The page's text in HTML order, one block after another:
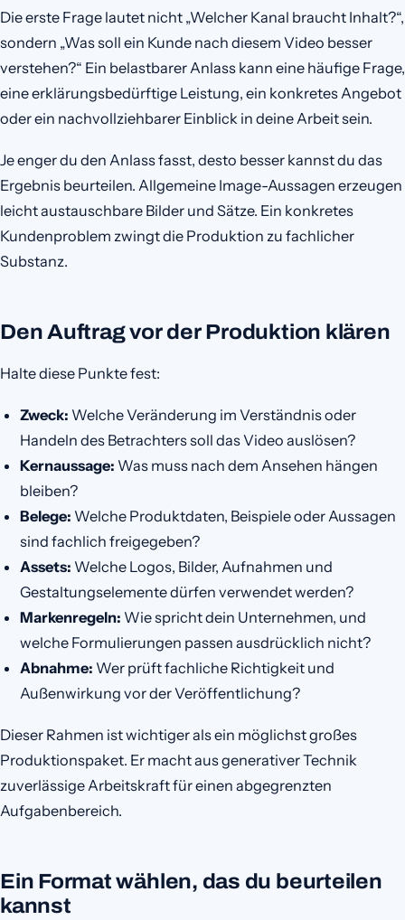
Die erste Frage lautet nicht „Welcher Kanal braucht Inhalt?“,
sondern „Was soll ein Kunde nach diesem Video besser
verstehen?“ Ein belastbarer Anlass kann eine häufige Frage,
eine erklärungsbedürftige Leistung, ein konkretes Angebot
oder ein nachvollziehbarer Einblick in deine Arbeit sein.
Je enger du den Anlass fasst, desto besser kannst du das
Ergebnis beurteilen. Allgemeine Image-Aussagen erzeugen
leicht austauschbare Bilder und Sätze. Ein konkretes
Kundenproblem zwingt die Produktion zu fachlicher
Substanz.
Den Auftrag vor der Produktion klären
Halte diese Punkte fest:
Zweck: Welche Veränderung im Verständnis oder
Handeln des Betrachters soll das Video auslösen?
Kernaussage: Was muss nach dem Ansehen hängen
bleiben?
Belege: Welche Produktdaten, Beispiele oder Aussagen
sind fachlich freigegeben?
Assets: Welche Logos, Bilder, Aufnahmen und
Gestaltungselemente dürfen verwendet werden?
Markenregeln: Wie spricht dein Unternehmen, und
welche Formulierungen passen ausdrücklich nicht?
Abnahme: Wer prüft fachliche Richtigkeit und
Außenwirkung vor der Veröffentlichung?
Dieser Rahmen ist wichtiger als ein möglichst großes
Produktionspaket. Er macht aus generativer Technik
zuverlässige Arbeitskraft für einen abgegrenzten
Aufgabenbereich.
Ein Format wählen, das du beurteilen
kannst